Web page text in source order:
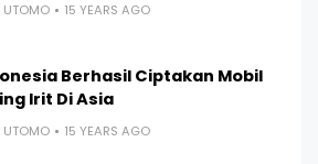
UTOMO 15 YEARS AGO
Berhasil Ciptakan Mobil
Irit Di Asia
UTOMO 15 YEARS AGO